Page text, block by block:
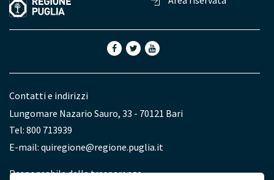
Contatti e indirizzi
Lungomare Nazario Sauro, 33 - 70121 Bari
Tel: 800 713939
E-mail: quiregione@regione.puglia.it
Redazione
Responsabile della trasparenza